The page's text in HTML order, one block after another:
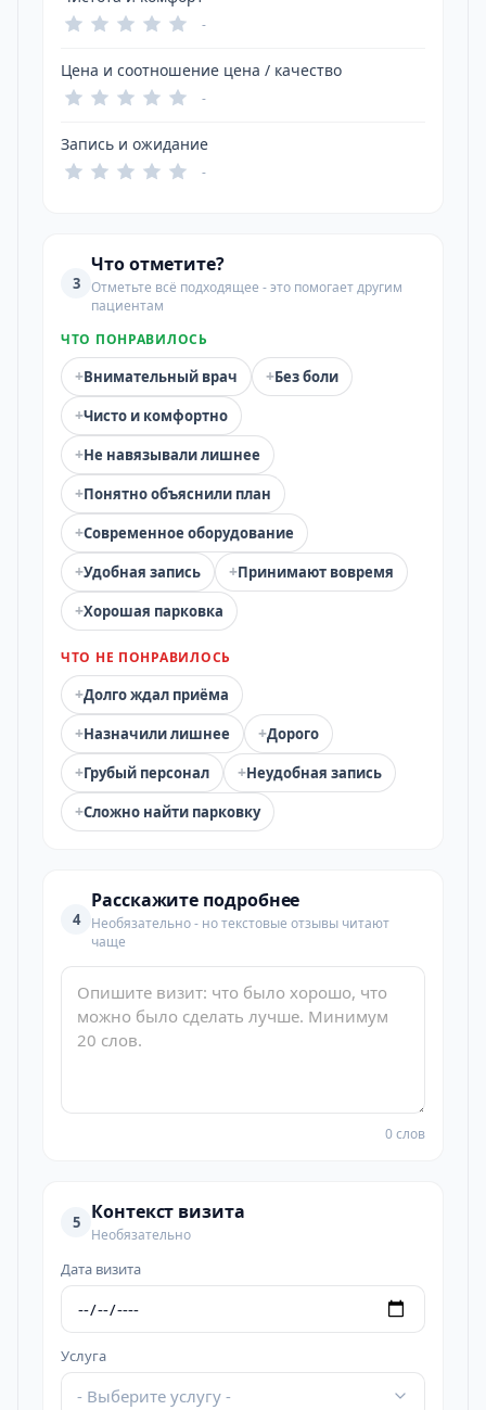
-
Цена и соотношение цена / качество
-
Запись и ожидание
-
3
Что отметите?
Отметьте всё подходящее - это помогает другим
пациентам
ЧТО ПОНРАВИЛОСЬ
+Внимательный врач +Без боли
+Чисто и комфортно
+Не навязывали лишнее
+Понятно объяснили план
+Современное оборудование
+Удобная запись +Принимают вовремя
+Хорошая парковка
ЧТО НЕ ПОНРАВИЛОСЬ
+Долго ждал приёма
+Назначили лишнее +Дорого
+Грубый персонал +Неудобная запись
+Сложно найти парковку
4
Расскажите подробнее
Необязательно - но текстовые отзывы читают
чаще
0 слов
5 Контекст визита
Необязательно
Дата визита
Услуга
- Выберите услугу -